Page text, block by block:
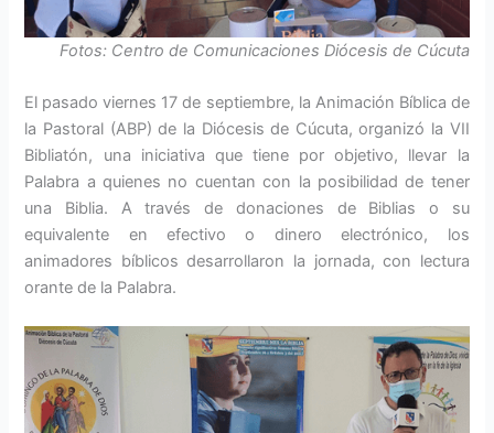
Fotos: Centro de Comunicaciones Diócesis de Cúcuta
El pasado viernes 17 de septiembre, la Animación Bíblica de
la Pastoral (ABP) de la Diócesis de Cúcuta, organizó la VII
Bibliatón, una iniciativa que tiene por objetivo, llevar la
Palabra a quienes no cuentan con la posibilidad de tener
una Biblia. A través de donaciones de Biblias o su
equivalente en efectivo o dinero electrónico, los
animadores bíblicos desarrollaron la jornada, con lectura
orante de la Palabra.